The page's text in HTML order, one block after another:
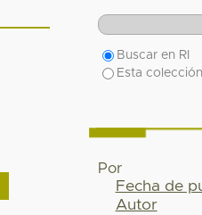
Buscar en RI
Esta colección
Por
Fecha de
Autor